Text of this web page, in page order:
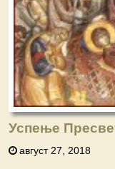
Успење
август 27, 2018